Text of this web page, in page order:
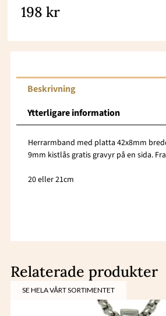
198kr
Beskrivning
Ytterligare information
Herrarmband med platta 42x8mm
9mm kistlås gratis gravyr på en sida.
20 eller 21cm
Relaterade produkter
SE HELA VÅRT SORTIMENTET